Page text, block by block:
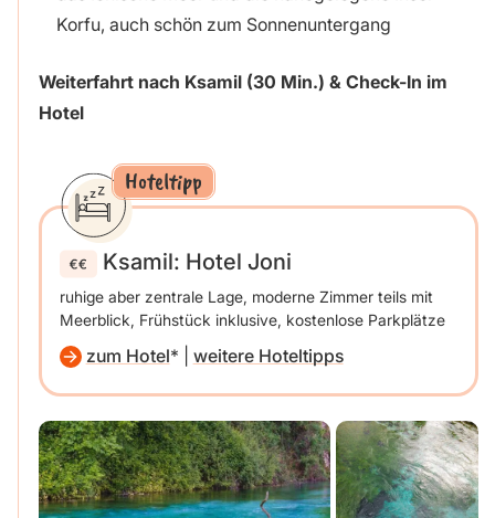
Korfu, auch schön zum Sonnenuntergang
Weiterfahrt nach Ksamil (30 Min.) & Check-In im
Hotel
Hoteltipp
Ksamil: Hotel Joni
ruhige aber zentrale Lage, moderne Zimmer teils mit
Meerblick, Frühstück inklusive, kostenlose Parkplätze
zum Hotel weitere Hoteltipps